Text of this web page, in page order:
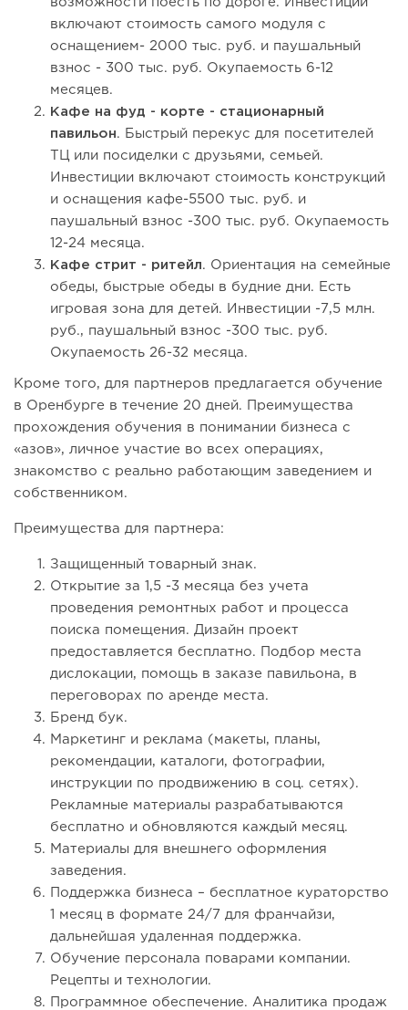
включают стоимость самого модуля с
оснащением- 2000 тыс. руб. и паушальный
взнос - 300 тыс. руб. Окупаемость 6-12
месяцев.
Кафе на фуд - корте - стационарный
павильон . Быстрый перекус для посетителей
ТЦ или посиделки с друзьями, семьей.
Инвестиции включают стоимость конструкций
и оснащения кафе-5500 тыс. руб. и
паушальный взнос -300 тыс. руб. Окупаемость
12-24 месяца.
Кафе стрит - ритейл . Ориентация на семейные
обеды, быстрые обеды в будние дни. Есть
игровая зона для детей. Инвестиции -7,5 млн.
руб., паушальный взнос -300 тыс. руб.
Окупаемость 26-32 месяца.
Кроме того, для партнеров предлагается обучение
в Оренбурге в течение 20 дней. Преимущества
прохождения обучения в понимании бизнеса с
«азов», личное участие во всех операциях,
знакомство с реально работающим заведением и
собственником.
Преимущества для партнера:
Защищенный товарный знак.
Открытие за 1,5 -3 месяца без учета
проведения ремонтных работ и процесса
поиска помещения. Дизайн проект
предоставляется бесплатно. Подбор места
дислокации, помощь в заказе павильона, в
переговорах по аренде места.
Бренд бук.
Маркетинг и реклама (макеты, планы,
рекомендации, каталоги, фотографии,
инструкции по продвижению в соц. сетях).
Рекламные материалы разрабатываются
бесплатно и обновляются каждый месяц.
Материалы для внешнего оформления
заведения.
Поддержка бизнеса – бесплатное кураторство
1 месяц в формате 24/7 для франчайзи,
дальнейшая удаленная поддержка.
Обучение персонала поварами компании.
Рецепты и технологии.
Программное обеспечение. Аналитика продаж